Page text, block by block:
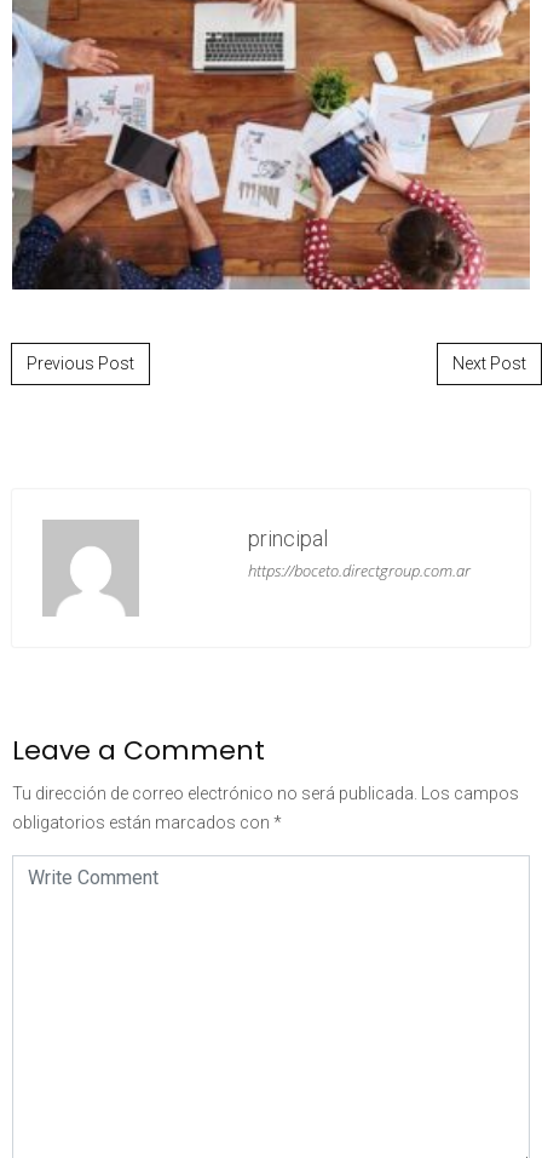
Post navigation
Previous Post Next Post
principal
https://boceto.directgroup.com.ar
Leave a Comment
Tu dirección de correo electrónico no será publicada.
Los campos
obligatorios están marcados con *